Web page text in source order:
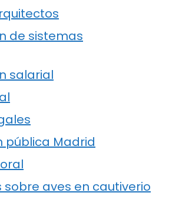
de sistemas
salarial
pública Madrid
sobre aves en cautiverio